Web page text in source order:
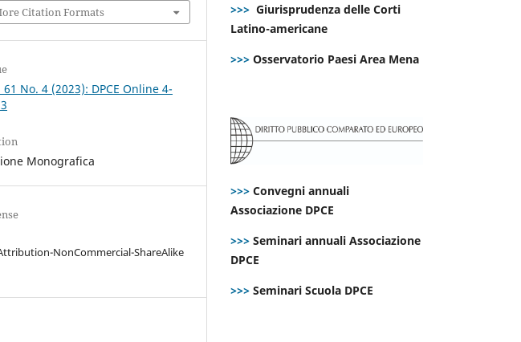
Citation Formats
61 No. 4 (2023): DPCE Online 4-
Monografica
NonCommercial-ShareAlike
>>> Giurisprudenza delle Corti
Latino-americane
>>> Osservatorio Paesi Area Mena
>>> Convegni annuali
Associazione DPCE
>>> Seminari annuali Associazione
DPCE
>>> Seminari Scuola DPCE